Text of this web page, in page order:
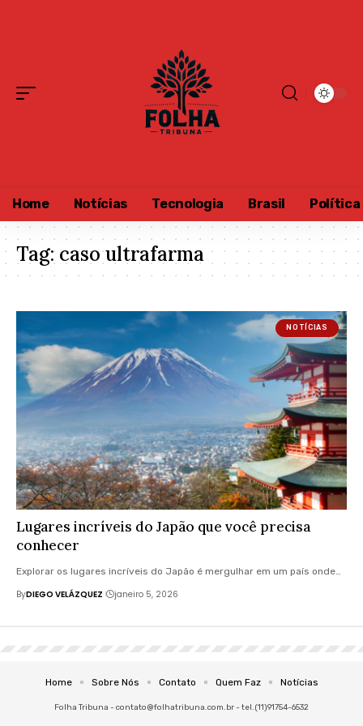
Home Notícias Tecnologia Brasil Política
Tag:caso ultrafarma
NOTÍCIAS
Lugares incríveis do Japão que você precisa
conhecer
Explorar os lugares incríveis do Japão é mergulhar em um país onde…
ByDIEGO VELÁZQUEZ janeiro 5, 2026
Folha Tribuna - contato@folhatribuna.com.br- tel.(11)91754-6532
Home Sobre Nós Contato Quem Faz Notícias